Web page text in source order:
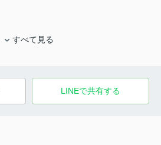
すべて見る
LINEで共有する